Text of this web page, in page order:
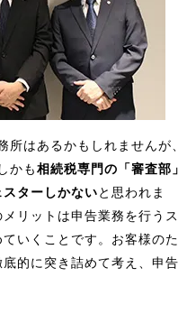
はあるかもしれませんが、
かも相続税専門の「審査部」
ターしかないと思われま
リットは申告業務を行うス
いくことです。お客様のた
的に突き詰めて考え、申告